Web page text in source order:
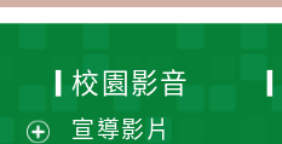
校園影音
宣導影片